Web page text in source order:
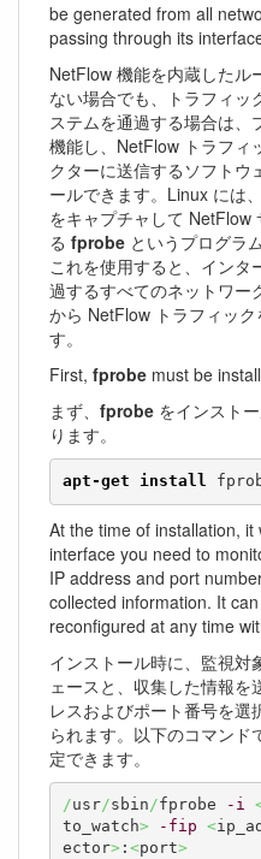
be generated from all
passing through its
NetFlow 機能を内蔵したル
ない場合でも、トラフィッ
ステムを通過する場合は、
機能し、NetFlow トラフィ
クターに送信するソフトウ
ールできます。Linux には
をキャプチャして NetFlow
る fprobe というプログラ
これを使用すると、インタ
過するすべてのネットワー
から NetFlow トラフィック
す。
First, fprobe must be
まず、 fprobe をインスト
ります。
apt-get install
At the time of installation, it
interface you need to
IP address and port
collected information. It
reconfigured at any time
インストール時に、監視対
ェースと、収集した情報を
レスおよびポート番号を選
られます。以下のコマンド
定できます。
/usr/sbin/fprobe -i
to_watch> -fip <
ector> : <port>